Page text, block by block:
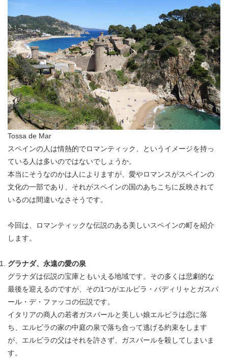
Tossa de Mar
スペインの人は情熱的でロマンティック、というイメージを持っ
ている人は多いのではないでしょうか。
本当にそうなのかは人によりますが、愛やロマンスがスペインの
文化の一部であり、それがスペインの国のあちこちに反映されて
いるのは間違いなさそうです。
今回は、ロマンティックな伝説のある美しいスペインの町を紹介
します。
グラナダ、永遠の愛の泉
グラナダは伝説の宝庫ともいえる地域です。その多くは悲劇的な
最後を迎えるのですが、その1つがエルビラ・パディリャとガスパ
ール・デ・ファッコの伝説です。
イタリアの商人の若者ガスパールと美しい娘エルビラは恋に落
ち、エルビラの家の中庭の泉で落ち合って逃げる約束をします
が、エルビラの父はそれを許さず、ガスパールを殺してしまいま
す。